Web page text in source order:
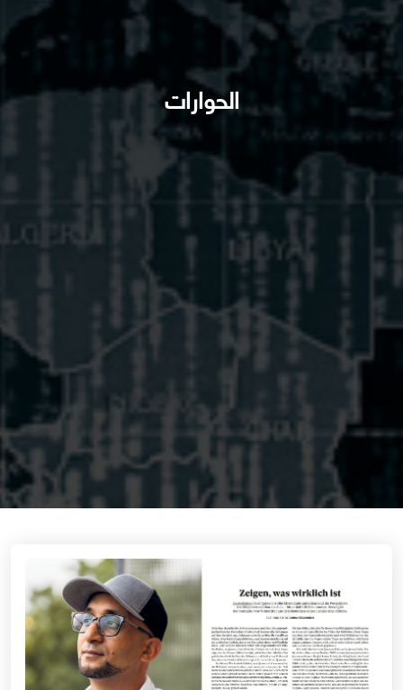
الحوارات